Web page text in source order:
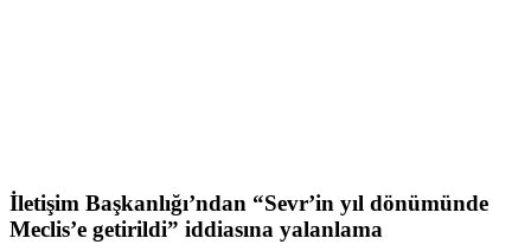
İletişim Başkanlığı’ndan “Sevr’in yıl dönümünde
Meclis’e getirildi” iddiasına yalanlama